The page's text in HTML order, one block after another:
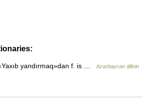
yandırmaq»dan f. is …
Azərbaycan dilinin